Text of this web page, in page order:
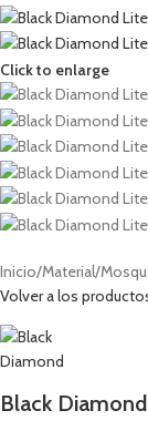
Click to enlarge
Inicio/Material/
Volver a los
Black